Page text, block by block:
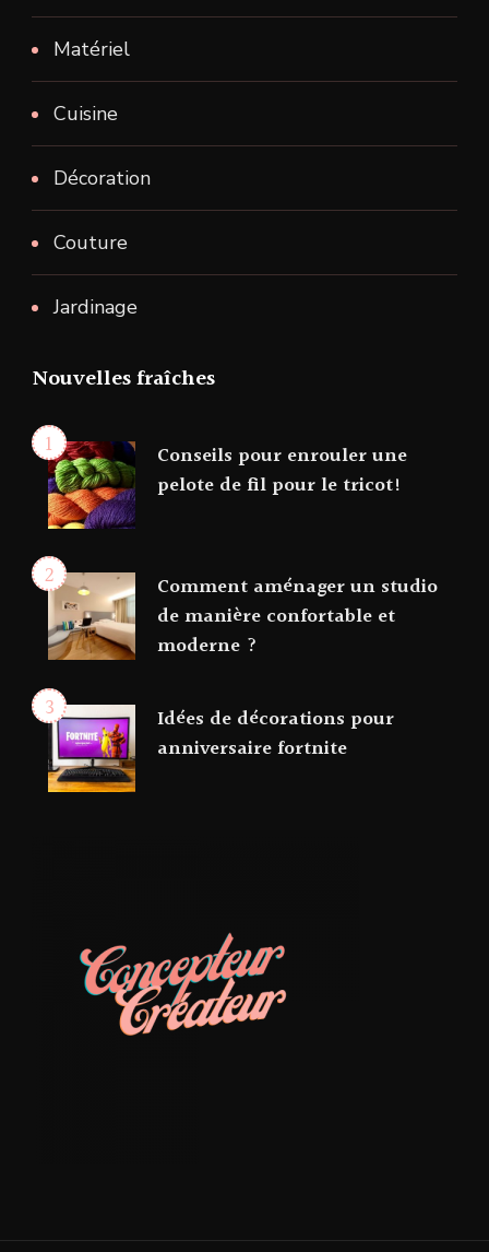
Matériel
Cuisine
Décoration
Couture
Jardinage
Nouvelles fraîches
Conseils pour enrouler une
pelote de fil pour le tricot!
Comment aménager un studio
de manière confortable et
moderne ?
Idées de décorations pour
anniversaire fortnite